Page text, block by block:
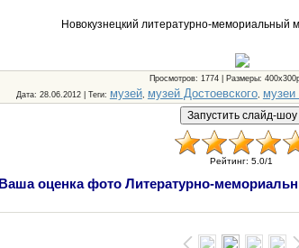
Новокузнецкий литературно-мемориальный
Просмотров: 1774 | Размеры:
Дата: 28.06.2012 | Теги: музей музей Достоевского, музеи
Рейтинг:5.0/1
Ваша оценка фото Литературно-